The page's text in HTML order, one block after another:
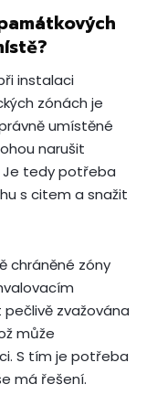
instalaci
zónách je
umístěné
narušit
Je tedy potřeba
s citem a snažit
chráněné zóny
zvažována
může
S tím je potřeba
má řešení.